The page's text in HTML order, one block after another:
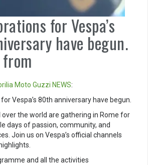
for Vespa’s
have begun.
from
Moto Guzzi NEWS:
Vespa’s 80th anniversary have begun.
over the world are gathering in Rome for
days of passion, community, and
Join us on Vespa’s official channels
and all the activities